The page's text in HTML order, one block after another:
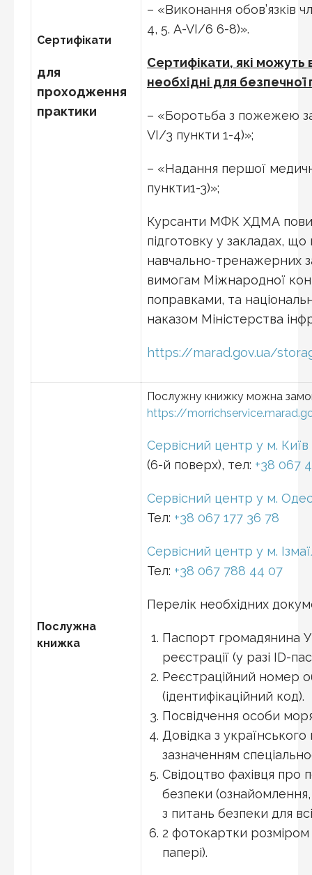
Сертифікати
для
проходження
практики
– «Виконання обов’язків
4, 5. A-VI/6 6-8)».
Сертифікати, які можуть
необхідні для безпечної
– «Боротьба з пожежею
VI/3 пункти 1-4)»;
– «Надання першої
пункти1-3)»;
Курсанти МФК ХДМА
підготовку у закладах,
навчально-тренажерних
вимогам Міжнародної
поправками, та
наказом Міністерства
https://marad.gov.ua/
Послужна
книжка
Послужну книжку можна
https://
Сервісний центр у м. Київ
(6-й поверх), тел: +38 067
Сервісний центр у м.
Тел: +38 067 177 36 78
Сервісний центр у м.
Тел: +38 067 788 44 07
Перелік необхідних
Паспорт громадянина
реєстрації (у разі ID-
Реєстраційний номер
(ідентифікаційний код).
Посвідчення особи
Довідка з
зазначенням
Свідоцтво фахівця про
безпеки
з питань безпеки для
2 фотокартки
папері).